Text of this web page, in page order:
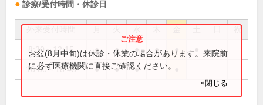
診療/受付時間・休診日
祝
8:30～12:15 ● ● ● ● ●
16:00～18:45 ● ● ●
お盆(8月中旬)は休診・休業の場合があります。来院前
に必ず医療機関に直接ご確認ください。
×閉じる